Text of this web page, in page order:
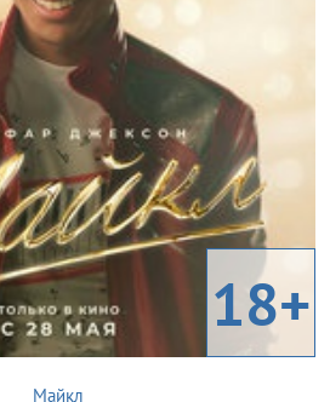
18+
Майкл